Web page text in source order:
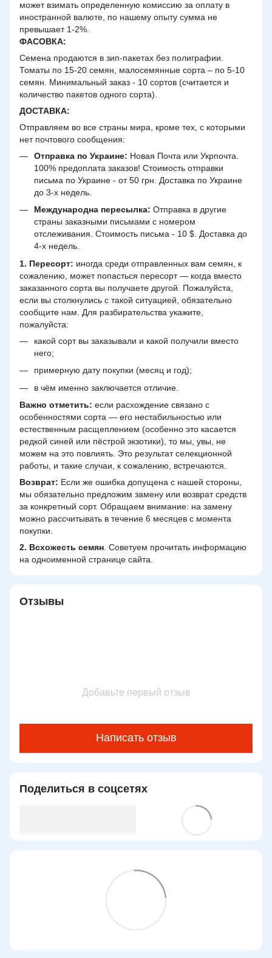
может взимать определенную комиссию за оплату в
иностранной валюте, по нашему опыту сумма не
превышает 1-2%.
ФАСОВКА:
Семена продаются в зип-пакетах без полиграфии.
Томаты по 15-20 семян, малосемянные сорта – по 5-10
семян. Минимальный заказ - 10 сортов (считается и
количество пакетов одного сорта).
ДОСТАВКА:
Отправляем во все страны мира, кроме тех, с которыми
нет почтового сообщения:
Отправка по Украине: Новая Почта или Укрпочта.
100% предоплата заказов! Стоимость отправки
письма по Украине - от 50 грн. Доставка по Украине
до 3-х недель.
Международна пересылка: Отправка в другие
страны заказными письмами с номером
отслеживания. Стоимость письма - 10 $. Доставка до
4-х недель.
1. Пересорт: иногда среди отправленных вам семян, к
сожалению, может попасться пересорт — когда вместо
заказанного сорта вы получаете другой. Пожалуйста,
если вы столкнулись с такой ситуацией, обязательно
сообщите нам. Для разбирательства укажите,
пожалуйста:
какой сорт вы заказывали и какой получили вместо
него;
примерную дату покупки (месяц и год);
в чём именно заключается отличие.
Важно отметить: если расхождение связано с
особенностями сорта — его нестабильностью или
естественным расщеплением (особенно это касается
редкой синей или пёстрой экзотики), то мы, увы, не
можем на это повлиять. Это результат селекционной
работы, и такие случаи, к сожалению, встречаются.
Возврат: Если же ошибка допущена с нашей стороны,
мы обязательно предложим замену или возврат средств
за конкретный сорт. Обращаем внимание: на замену
можно рассчитывать в течение 6 месяцев с момента
покупки.
2. Всхожесть семян . Советуем прочитать информацию
на одноименной странице сайта.
Отзывы
Добавьте первый отзыв
Написать отзыв
Поделиться в соцсетях